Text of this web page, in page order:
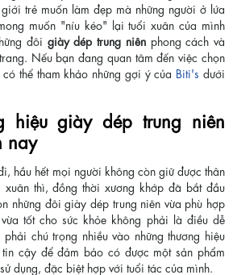
trẻ muốn làm đẹp mà những người ở lứa
muốn "níu kéo" lại tuổi xuân của mình
đôi giày dép trung niênphong cách và
Nếu bạn đang quan tâm đến việc chọn
thể tham khảo những gợi ý của Biti's dưới
hiệu giày dép trung niên
nay
hầu hết mọi người không còn giữ được thân
xuân thì, đồng thời xương khớp đã bắt đầu
những đôi giày dép trung niên vừa phù hợp
tốt cho sức khỏe không phải là điều dễ
chú trọng nhiều vào những thương hiệu
cậy để đảm bảo có được một sản phẩm
dụng, đặc biệt hợp với tuổi tác của mình.